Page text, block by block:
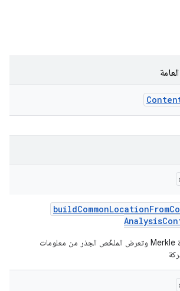
buildCommonLocationFrom
Analysis
تنشئ هذه الدالة شجرة Merkle وتعرض الملخّص الجذر من معلومات